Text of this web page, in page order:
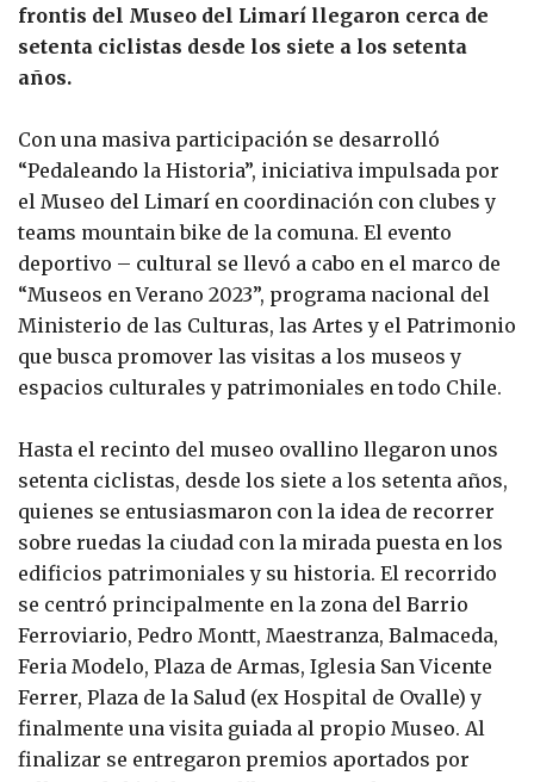
frontis del Museo del Limarí llegaron cerca de
setenta ciclistas desde los siete a los setenta
años.
Con una masiva participación se desarrolló
“Pedaleando la Historia”, iniciativa impulsada por
el Museo del Limarí en coordinación con clubes y
teams mountain bike de la comuna. El evento
deportivo – cultural se llevó a cabo en el marco de
“Museos en Verano 2023”, programa nacional del
Ministerio de las Culturas, las Artes y el Patrimonio
que busca promover las visitas a los museos y
espacios culturales y patrimoniales en todo Chile.
Hasta el recinto del museo ovallino llegaron unos
setenta ciclistas, desde los siete a los setenta años,
quienes se entusiasmaron con la idea de recorrer
sobre ruedas la ciudad con la mirada puesta en los
edificios patrimoniales y su historia. El recorrido
se centró principalmente en la zona del Barrio
Ferroviario, Pedro Montt, Maestranza, Balmaceda,
Feria Modelo, Plaza de Armas, Iglesia San Vicente
Ferrer, Plaza de la Salud (ex Hospital de Ovalle) y
finalmente una visita guiada al propio Museo. Al
finalizar se entregaron premios aportados por